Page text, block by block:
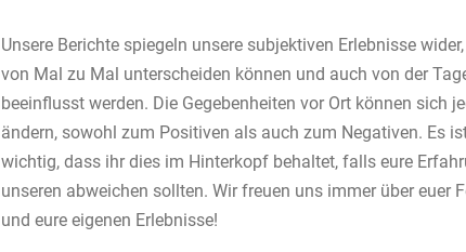
Unsere Berichte spiegeln unsere subjektiven Erlebnisse
von Mal zu Mal unterscheiden können und auch von der
beeinflusst werden. Die Gegebenheiten vor Ort können sich
ändern, sowohl zum Positiven als auch zum Negativen. Es
wichtig, dass ihr dies im Hinterkopf behaltet, falls eure
unseren abweichen sollten. Wir freuen uns immer über euer
und eure eigenen Erlebnisse!